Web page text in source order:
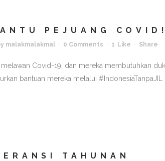
PEJUANG COVID!
malakmalakmal 0 Comments 1 Like Share
Covid-19, dan mereka membutuhkan
bantuan mereka melalui #IndonesiaTanpaJIL
TAHUNAN